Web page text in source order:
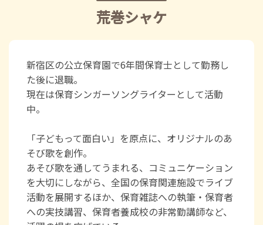
荒巻シャケ
新宿区の公立保育園で6年間保育士として勤務し
た後に退職。
現在は保育シンガーソングライターとして活動
中。
「子どもって面白い」を原点に、オリジナルのあ
そび歌を創作。
あそび歌を通してうまれる、コミュニケーション
を大切にしながら、全国の保育関連施設でライブ
活動を展開するほか、保育雑誌への執筆・保育者
への実技講習、保育者養成校の非常勤講師など、